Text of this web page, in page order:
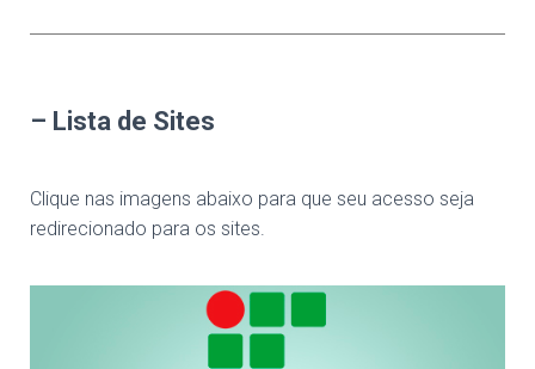
– Lista de Sites
Clique nas imagens abaixo para que seu acesso seja
redirecionado para os sites.